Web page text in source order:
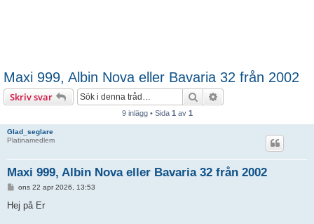
Maxi 999, Albin Nova eller Bavaria 32 från 2002
Skriv svar Sök
9 inlägg • Sida 1 av 1
Glad_seglare
Platinamedlem
Maxi 999, Albin Nova eller Bavaria 32 från 2002
l
ä
ons 22 apr 2026, 13:53
Hej på Er